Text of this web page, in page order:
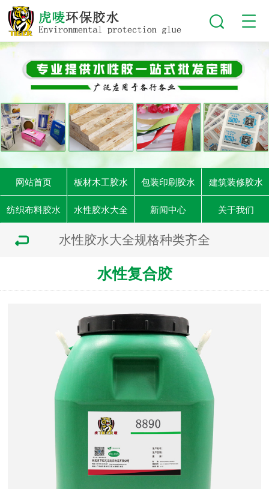
网站首页 板材木工胶水 包装印刷胶水 建筑装修胶水
纺织布料胶水 水性胶水大全 新闻中心 关于我们
水性胶水大全规格种类齐全
水性复合胶